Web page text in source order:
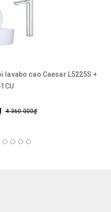
lavabo cao Caesar L5225S +
4.360.000₫